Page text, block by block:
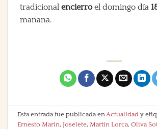
tradicional encierroel domingo día
mañana.
Esta entrada fue publicada enActualidad y
Ernesto Marín,Joselete,Martín Lorca,Oliva